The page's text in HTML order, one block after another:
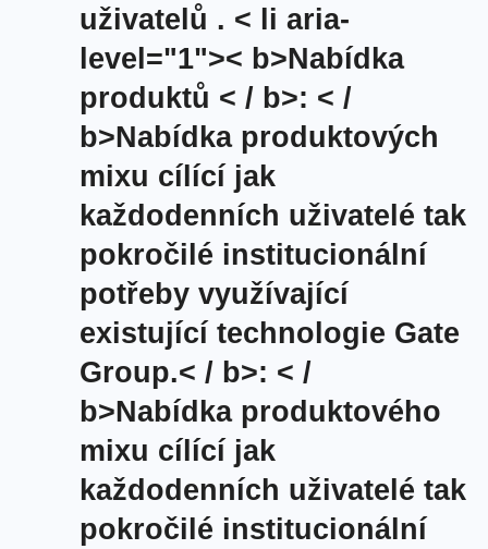
uživatelů . < li aria-
level="1">< b>Nabídka
produktů < / b>: < /
b>Nabídka produktových
mixu cílící jak
každodenních uživatelé tak
pokročilé institucionální
potřeby využívající
existující technologie Gate
Group.< / b>: < /
b>Nabídka produktového
mixu cílící jak
každodenních uživatelé tak
pokročilé institucionální